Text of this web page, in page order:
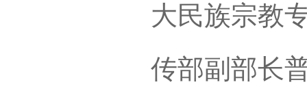
大民族宗教
传部副部长